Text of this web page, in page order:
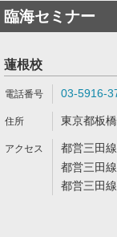
臨海セミナー
蓮根校
03-5916-
東京都板
都営三田
都営三田
都営三田